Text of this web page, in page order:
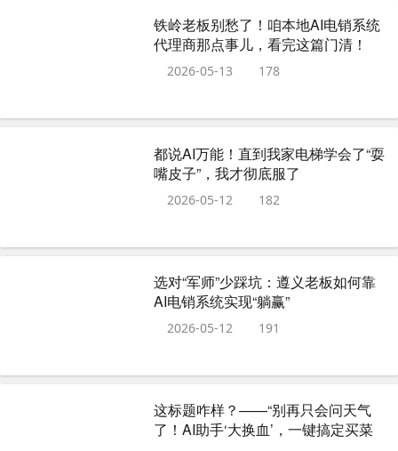
铁岭老板别愁了！咱本地AI电销系统
代理商那点事儿，看完这篇门清！
2026-05-13 178
都说AI万能！直到我家电梯学会了“耍
嘴皮子”，我才彻底服了
2026-05-12 182
选对“军师”少踩坑：遵义老板如何靠
AI电销系统实现“躺赢”
2026-05-12 191
这标题咋样？——“别再只会问天气
了！AI助手‘大换血’，一键搞定买菜